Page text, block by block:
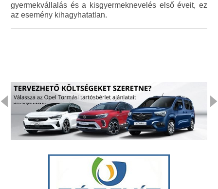
gyermekvállalás és a kisgyermeknevelés első éveit, ez
az esemény kihagyhatatlan.